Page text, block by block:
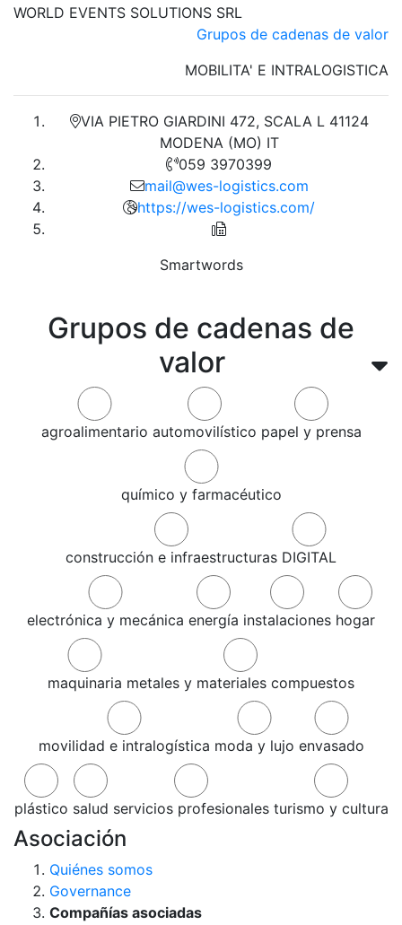
Grupos de cadenas de
valor
agroalimentario automovilístico papel y prensa
químico y farmacéutico
construcción e infraestructuras DIGITAL
electrónica y mecánica energía instalaciones hogar
maquinaria metales y materiales compuestos
movilidad e intralogística moda y lujo envasado
plástico salud servicios profesionales turismo y cultura
WORLD EVENTS SOLUTIONS SRL
Grupos de cadenas de valor
MOBILITA' E INTRALOGISTICA
VIA PIETRO GIARDINI 472, SCALA L 41124
MODENA (MO) IT
059 3970399
mail@wes-logistics.com
https://wes-logistics.com/
Smartwords
Asociación
Quiénes somos
Governance
Compañías asociadas